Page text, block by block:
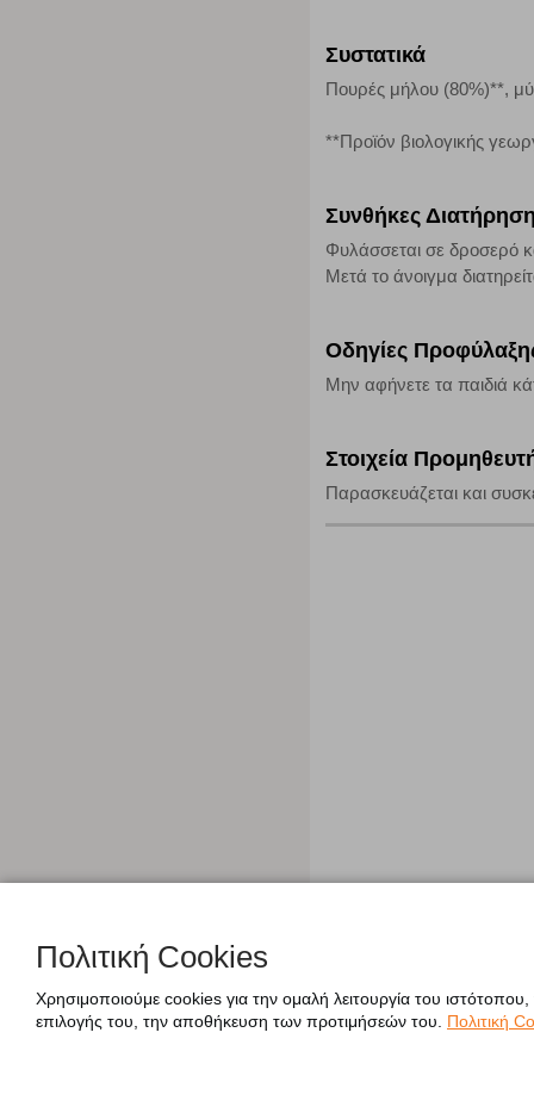
Συστατικά
Πουρές μήλου (80%)**,
**Προϊόν βιολογικής
Συνθήκες
Φυλάσσεται σε δροσερό
Μετά το άνοιγμα
Οδηγίες
Μην αφήνετε τα παιδιά
Στοιχεία
Παρασκευάζεται και
Πολιτική Cookies
Χρησιμοποιούμε cookies για την ομαλή λειτουργία του
επιλογής του, την αποθήκευση των προτιμήσεών του.
Πολιτική
αποκλείει ή να σας ειδοποιεί σχετικά με αυτά τα